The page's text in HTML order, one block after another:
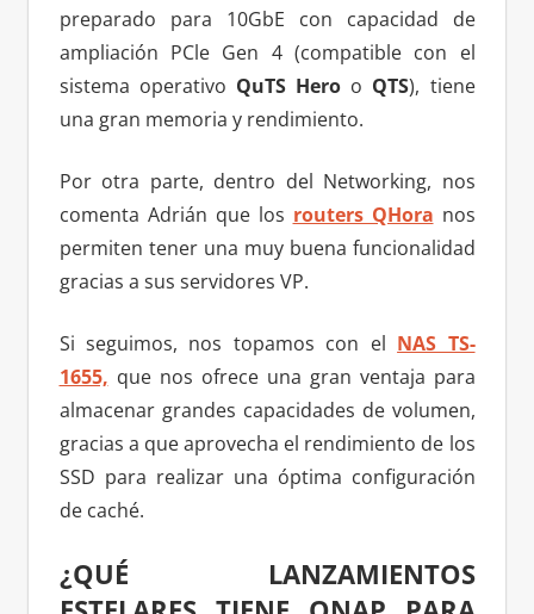
preparado para 10GbE con capacidad de
ampliación PCle Gen 4 (compatible con el
sistema operativo QuTS Hero o QTS), tiene
una gran memoria y rendimiento.
Por otra parte, dentro del Networking, nos
comenta Adrián que los routers QHora nos
permiten tener una muy buena funcionalidad
gracias a sus servidores VP.
Si seguimos, nos topamos con el NAS TS-
1655, que nos ofrece una gran ventaja para
almacenar grandes capacidades de volumen,
gracias a que aprovecha el rendimiento de los
SSD para realizar una óptima configuración
de caché.
¿QUÉ LANZAMIENTOS